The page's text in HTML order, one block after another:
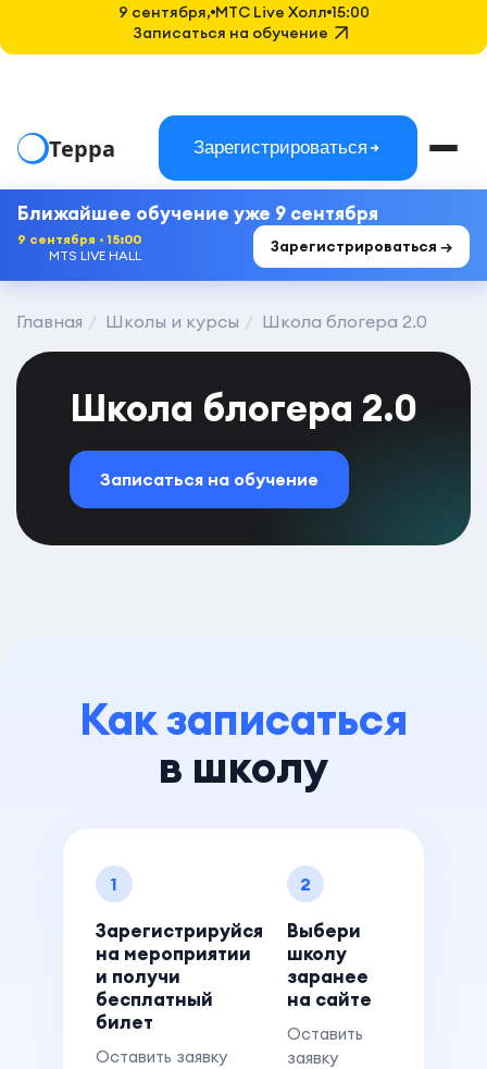
Терра Зарегистрироваться
Ближайшее обучение уже 9 сентября
9 сентября · 15:00
MTS LIVE HALL
Зарегистрироваться →
Главная Школы и курсы Школа блогера 2.0
Школа блогера 2.0
Записаться на обучение
Как записаться
в школу
1
Зарегистрируйся
на мероприятии
и получи
бесплатный
билет
Оставить заявку
2
Выбери
школу
заранее
на сайте
Оставить
заявку
9 сентября, MTC Live Холл 15:00
Записаться на обучение